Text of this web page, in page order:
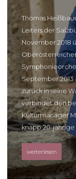
Thomas
Leiters der
November 2018
September 2013
zurück in seine
verbindet den
Kulturmanager
knapp 20-jährige …
„Neuer
weiterlesen